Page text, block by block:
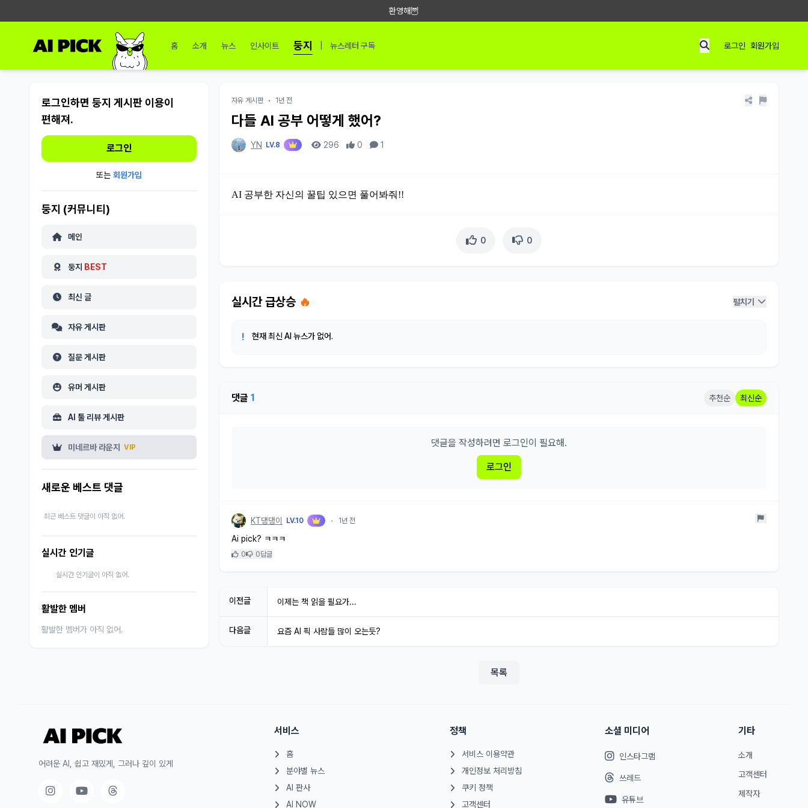
환영해🦉
홈 소개 뉴스 인사이트 둥지 뉴스레터 구독 로그인 회원가입
로그인하면 둥지 게시판 이용이
편해져.
로그인
또는 회원가입
둥지 (커뮤니티)
메인
둥지 BEST
최신 글
자유 게시판
질문 게시판
유머 게시판
AI 툴 리뷰 게시판
미네르바 라운지 VIP
새로운 베스트 댓글
최근 베스트 댓글이 아직 없어.
실시간 인기글
실시간 인기글이 아직 없어.
활발한 멤버
활발한 멤버가 아직 없어.
자유 게시판 • 1년 전
다들 AI 공부 어떻게 했어?
YN LV.8 296 0 1
AI 공부한 자신의 꿀팁 있으면 풀어봐줘!!
0 0
실시간 급상승 🔥 펼치기
! 현재 최신 AI 뉴스가 없어.
댓글 1 추천순 최신순
댓글을 작성하려면 로그인이 필요해.
로그인
KT댕댕이 LV.10 • 1년 전
Ai pick? ㅋㅋㅋ
0 0답글
이전글 이제는 책 읽을 필요가...
다음글 요즘 AI 픽 사람들 많이 오는듯?
목록
어려운 AI, 쉽고 재밌게, 그러나 깊이 있게
서비스
홈
분야별 뉴스
AI 판사
AI NOW
정책
서비스 이용약관
개인정보 처리방침
쿠키 정책
고객센터
소셜 미디어
인스타그램
쓰레드
유튜브
기타
소개
고객센터
제작자